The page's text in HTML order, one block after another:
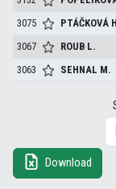
3075
PTÁČKOVÁ
3067
ROUB L.
3063
SEHNAL M.
Download